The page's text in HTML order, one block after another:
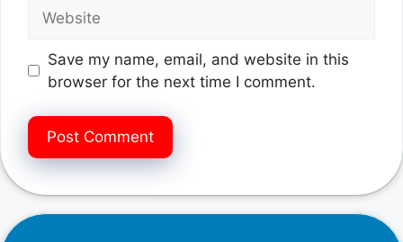
Save my name, email, and website in this
browser for the next time I comment.